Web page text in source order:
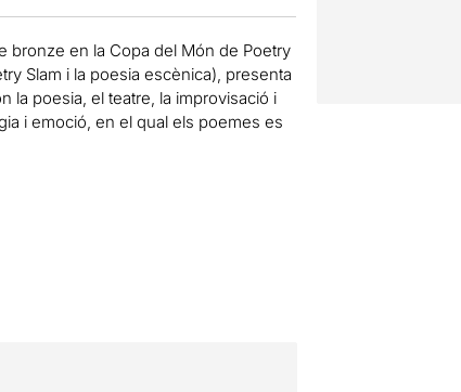
bronze en la Copa del Món de Poetry
Slam i la poesia escènica), presenta
la poesia, el teatre, la improvisació i
i emoció, en el qual els poemes es